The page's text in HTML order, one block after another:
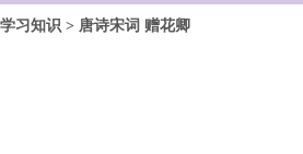
习知识> 唐诗宋词 赠花卿